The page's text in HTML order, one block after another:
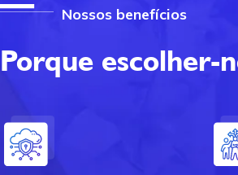
Nossos benefícios
Porque escolher-